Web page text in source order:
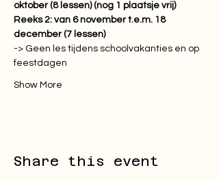
oktober (8 lessen) (nog 1 plaatsje vrij)
Reeks 2: van 6 november t.e.m. 18
december (7 lessen)
-> Geen les tijdens schoolvakanties en op
feestdagen
Show More
Share this event